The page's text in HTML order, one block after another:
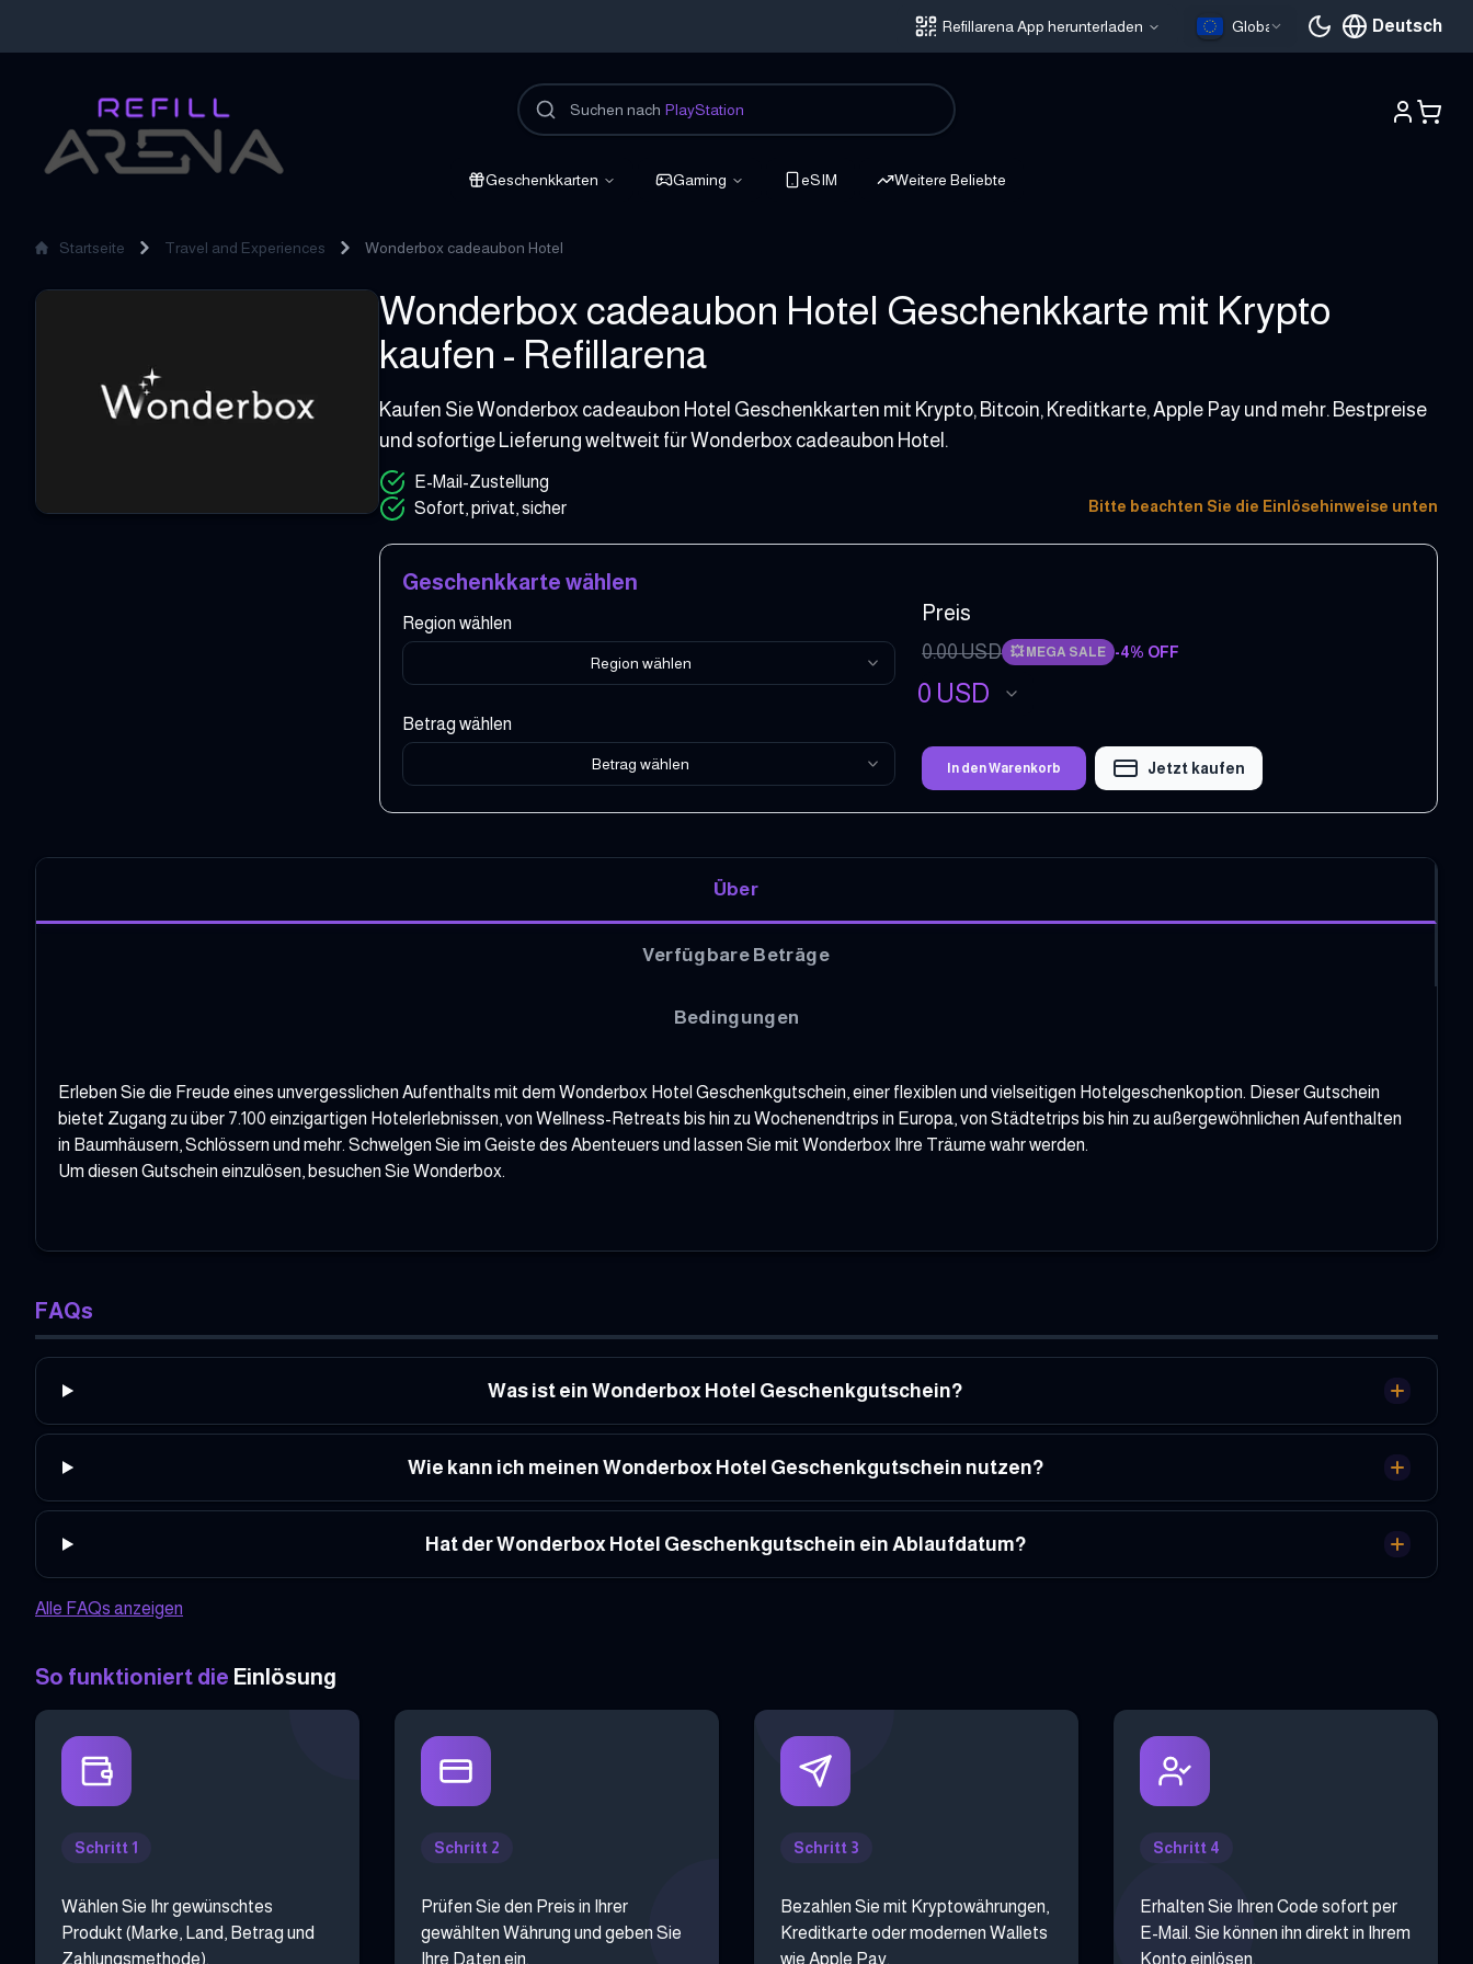
Refillarena App herunterladen Global Deutsch
Aktuelle Sprache
Suchen nach PlayStation
Geschenkkarten Gaming eSIM Weitere Beliebte
Startseite Travel and Experiences Wonderbox cadeaubon Hotel
Wonderbox cadeaubon Hotel
Wonderbox cadeaubon Hotel Geschenkkarte mit Krypto
kaufen - Refillarena
10 - 150 EUR
Kaufen Sie Wonderbox cadeaubon Hotel Geschenkkarten mit Krypto, Bitcoin, Kreditkarte, Apple Pay und mehr. Bestpreise
und sofortige Lieferung weltweit für Wonderbox cadeaubon Hotel.
E-Mail-Zustellung
Sofort, privat, sicher
Bitte beachten Sie die Einlösehinweise unten
Geschenkkarte wählen
Region wählen
Region wählen
Betrag wählen
Betrag wählen
Preis
0.00USD 💥 MEGA SALE -4% OFF
0 USD
In den Warenkorb Jetzt kaufen
Über
Verfügbare Beträge
Bedingungen
Erleben Sie die Freude eines unvergesslichen Aufenthalts mit dem Wonderbox Hotel Geschenkgutschein, einer flexiblen und vielseitigen Hotelgeschenkoption. Dieser Gutschein
bietet Zugang zu über 7.100 einzigartigen Hotelerlebnissen, von Wellness-Retreats bis hin zu Wochenendtrips in Europa, von Städtetrips bis hin zu außergewöhnlichen Aufenthalten
in Baumhäusern, Schlössern und mehr. Schwelgen Sie im Geiste des Abenteuers und lassen Sie mit Wonderbox Ihre Träume wahr werden.
Um diesen Gutschein einzulösen, besuchen Sie Wonderbox.
FAQs
Was ist ein Wonderbox Hotel Geschenkgutschein?
Wie kann ich meinen Wonderbox Hotel Geschenkgutschein nutzen?
Hat der Wonderbox Hotel Geschenkgutschein ein Ablaufdatum?
Alle FAQs anzeigen
So funktioniert die Einlösung
Schritt 1
Wählen Sie Ihr gewünschtes
Produkt (Marke, Land, Betrag und
Zahlungsmethode).
Schritt 2
Prüfen Sie den Preis in Ihrer
gewählten Währung und geben Sie
Ihre Daten ein.
Schritt 3
Bezahlen Sie mit Kryptowährungen,
Kreditkarte oder modernen Wallets
wie Apple Pay.
Schritt 4
Erhalten Sie Ihren Code sofort per
E-Mail. Sie können ihn direkt in Ihrem
Konto einlösen.